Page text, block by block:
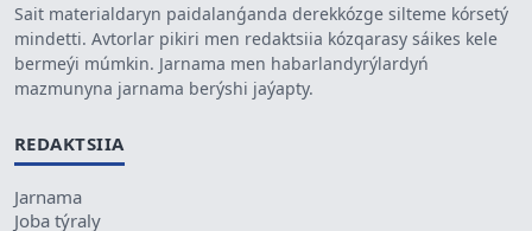
Sait materialdaryn paidalanǵanda derekkózge silteme kórsetý
mindetti. Avtorlar pikiri men redaktsiia kózqarasy sáikes kele
bermeýi múmkin. Jarnama men habarlandyrýlardyń
mazmunyna jarnama berýshi jaýapty.
REDAKTSIIA
Jarnama
Joba týraly